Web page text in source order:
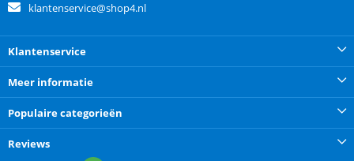
klantenservice@shop4.nl
Klantenservice
Meer informatie
Populaire categorieën
Reviews